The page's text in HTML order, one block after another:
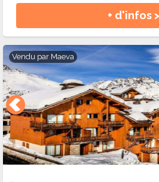
+ d'infos >
Vendu par Maeva